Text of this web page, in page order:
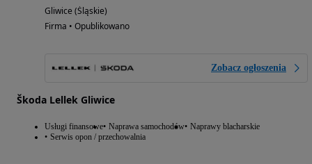
Gliwice (Śląskie)
Firma • Opublikowano
Zobacz ogłoszenia
Škoda Lellek Gliwice
Usługi finansowe Naprawa samochodów Naprawy blacharskie
Serwis opon / przechowalnia